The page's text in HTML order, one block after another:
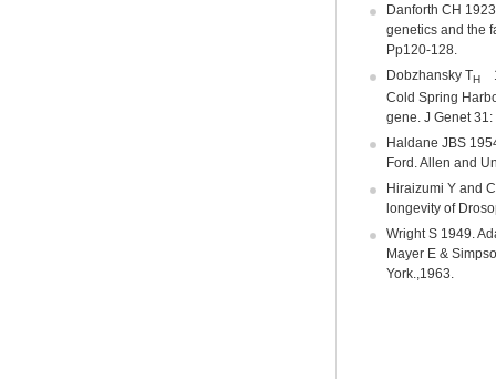
Danforth CH
genetics and the
Pp120-128.
Dobzhansky TH
Cold Spring
gene. J Genet
Haldane JBS
Ford. Allen and
Hiraizumi Y and
longevity of
Wright S 1949.
Mayer E &
York.,1963.